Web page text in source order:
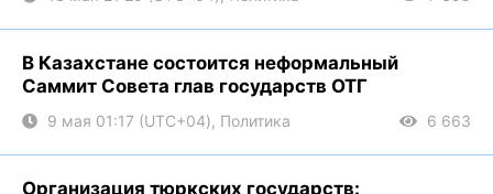
В Казахстане состоится неформальный
Саммит Совета глав государств ОТГ
9 мая 01:17 (UTC+04), Политика 6 663
Организация тюркских государств: